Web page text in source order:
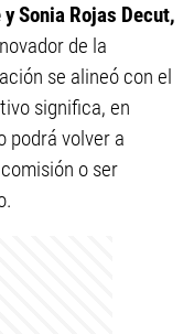
Sonia Rojas Decut,
de la
se alineó con el
significa, en
podrá volver a
o ser